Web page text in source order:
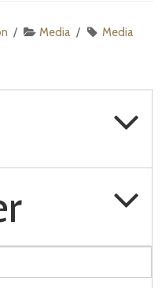
Media Media